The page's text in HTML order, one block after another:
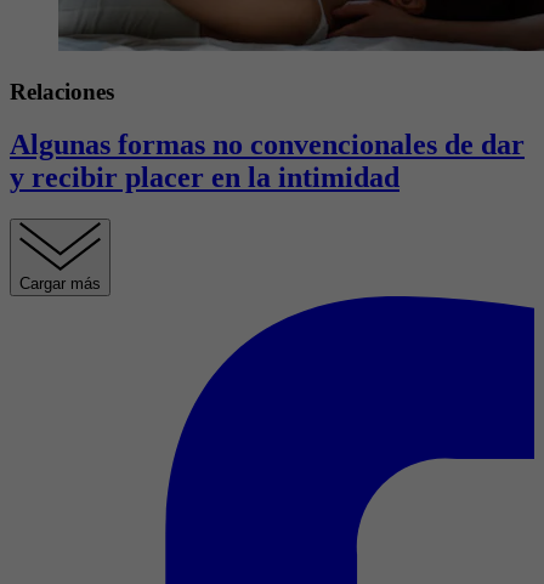
Relaciones
Algunas formas no convencionales de dar
y recibir placer en la intimidad
Cargar más